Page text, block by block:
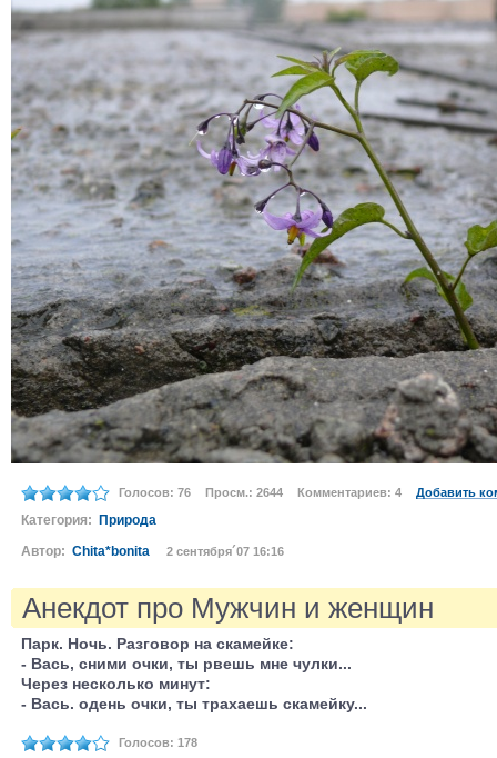
Голосов: 76 Просм.: 2644 Комментариев: 4 Добавить
Категория:
Природа
Автор: Chita*bonita 2 сентября´07 16:16
Анекдот про Мужчин и женщин
Парк. Ночь. Разговор на скамейке:
- Вась, сними очки, ты рвешь мне чулки...
Через несколько минут:
- Вась. одень очки, ты трахаешь скамейку...
Голосов: 178